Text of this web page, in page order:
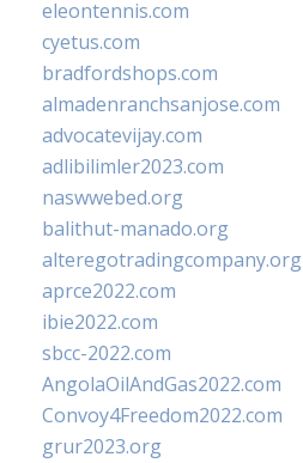
eleontennis.com
cyetus.com
bradfordshops.com
almadenranchsanjose.com
advocatevijay.com
adlibilimler2023.com
naswwebed.org
balithut-manado.org
alteregotradingcompany.org
aprce2022.com
ibie2022.com
sbcc-2022.com
AngolaOilAndGas2022.com
Convoy4Freedom2022.com
grur2023.org